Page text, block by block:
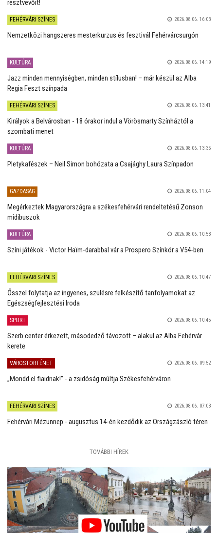
résztvevőit!
FEHÉRVÁRI SZÍNES 2026.08.06. 16:03
Nemzetközi hangszeres mesterkurzus és fesztivál Fehérvárcsurgón
KULTÚRA 2026.08.06. 14:19
Jazz minden mennyiségben, minden stílusban! – már készül az Alba
Regia Feszt színpada
FEHÉRVÁRI SZÍNES 2026.08.06. 13:41
Királyok a Belvárosban - 18 órakor indul a Vörösmarty Színháztól a
szombati menet
KULTÚRA 2026.08.06. 13:35
Pletykafészek – Neil Simon bohózata a Csajághy Laura Színpadon
GAZDASÁG 2026.08.06. 11:04
Megérkeztek Magyarországra a székesfehérvári rendeltetésű Zonson
midibuszok
KULTÚRA 2026.08.06. 10:53
Színi játékok - Victor Haïm-darabbal vár a Prospero Színkör a V54-ben
FEHÉRVÁRI SZÍNES 2026.08.06. 10:47
Ősszel folytatja az ingyenes, szülésre felkészítő tanfolyamokat az
Egészségfejlesztési Iroda
SPORT 2026.08.06. 10:45
Szerb center érkezett, másodedző távozott – alakul az Alba Fehérvár
kerete
VÁROSTÖRTÉNET 2026.08.06. 09:52
„Mondd el fiaidnak!” - a zsidóság múltja Székesfehérváron
FEHÉRVÁRI SZÍNES 2026.08.06. 07:03
Fehérvári Mézünnep - augusztus 14-én kezdődik az Országzászló téren
TOVÁBBI HÍREK